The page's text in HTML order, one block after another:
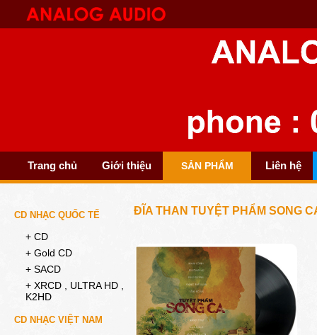
Trang chủ Giới thiệu SẢN PHẨM Liên hệ
CD NHẠC QUỐC TẾ
+ CD
+ Gold CD
+ SACD
+ XRCD , ULTRA HD ,
K2HD
CD NHẠC VIỆT NAM
ĐĨA THAN TUYỆT PHẨM SONG